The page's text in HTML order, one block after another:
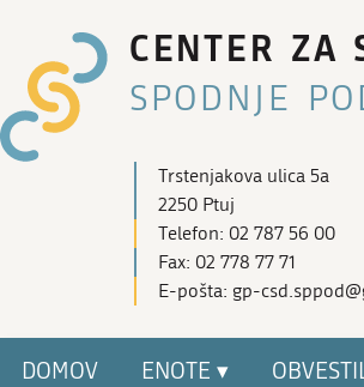
CENTER ZA
SPODNJE
Trstenjakova ulica 5a
2250 Ptuj
Telefon: 02 787 56 00
Fax: 02 778 77 71
E-pošta: gp-
DOMOV ENOTE ▾